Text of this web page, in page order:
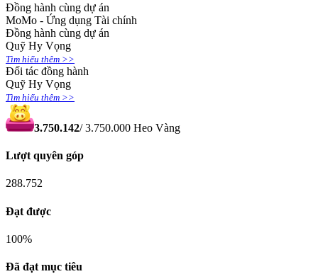
Đồng hành cùng dự án
MoMo - Ứng dụng Tài chính
Đồng hành cùng dự án
Quỹ Hy Vọng
Tìm hiểu thêm >>
Đối tác đồng hành
Quỹ Hy Vọng
Tìm hiểu thêm >>
3.750.142/3.750.000 Heo Vàng
Lượt quyên góp
288.752
Đạt được
100%
Đã đạt mục tiêu